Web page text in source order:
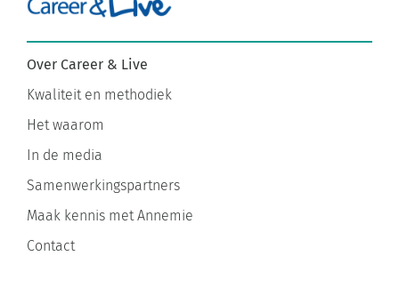
Over Career & Live
Kwaliteit en methodiek
Het waarom
In de media
Samenwerkingspartners
Maak kennis met Annemie
Contact